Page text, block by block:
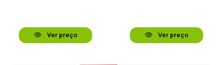
Ver preço Ver preço